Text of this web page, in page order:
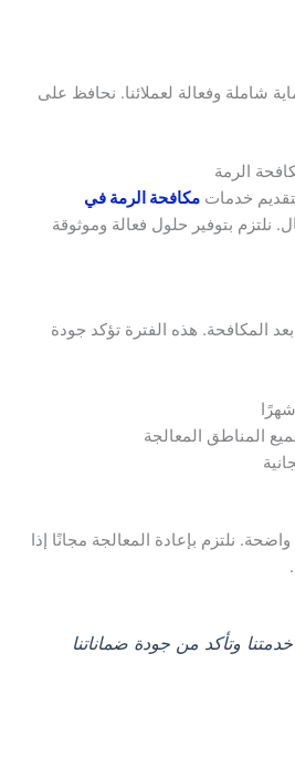
شاملة وفعالة لعملائنا. نحافظ على
الرمة
خدمات مكافحة الرمة في
نلتزم بتوفير حلول فعالة وموثوقة
بعد المكافحة. هذه الفترة تؤكد جودة
المناطق المعالجة
نلتزم بإعادة المعالجة مجانًا إذا
وتأكد من جودة ضماناتنا